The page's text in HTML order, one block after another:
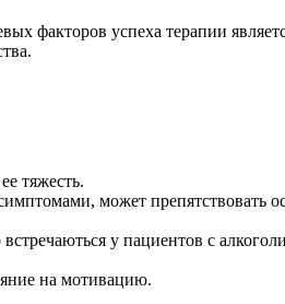
факторов успеха терапии
тяжесть.
может препятствовать
у пациентов с
на мотивацию.